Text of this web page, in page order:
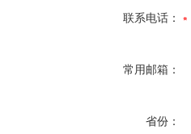
联系电话：
常用邮箱：
省份：